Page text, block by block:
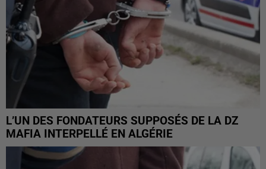
L’UN DES FONDATEURS SUPPOSÉS DE LA DZ
MAFIA INTERPELLÉ EN ALGÉRIE